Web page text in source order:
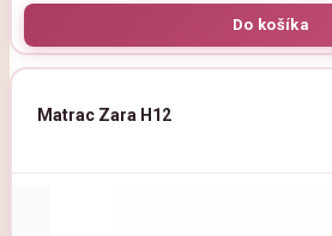
Matrac Zara H12